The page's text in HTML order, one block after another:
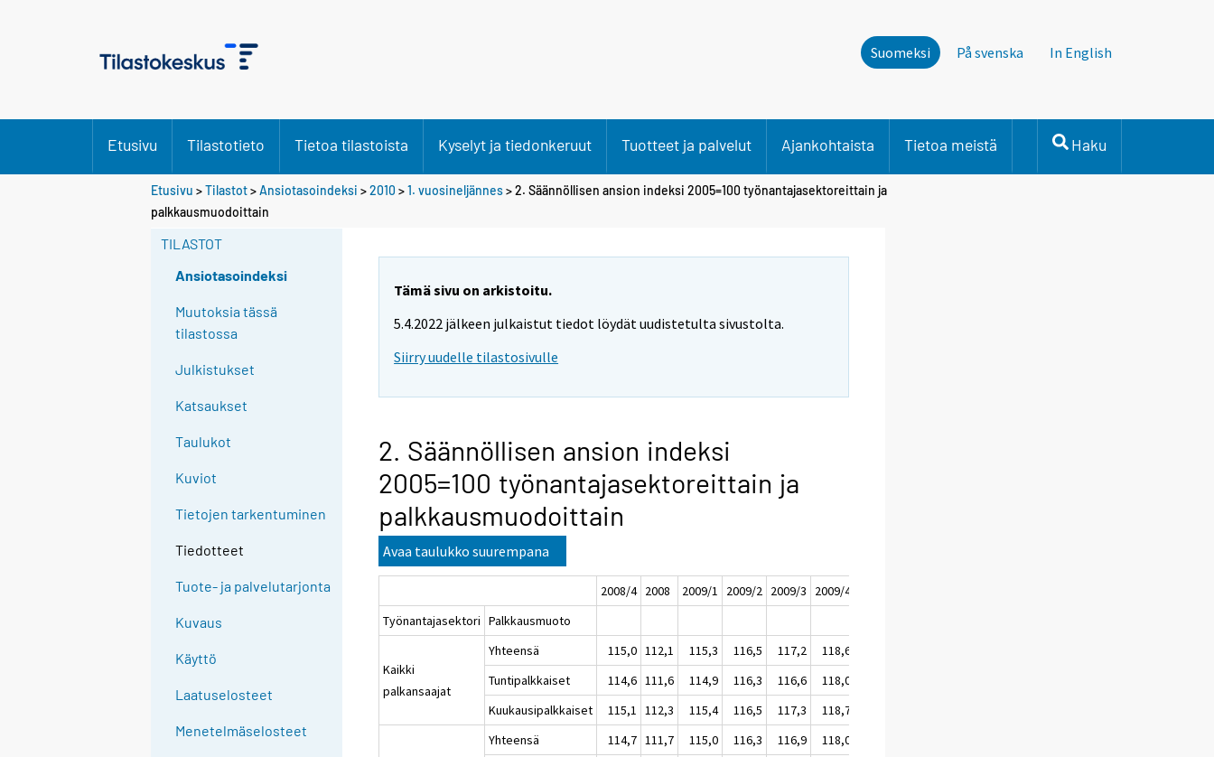
Suomeksi På svenska In English
Etusivu Tilastotieto Tietoa tilastoista Kyselyt ja tiedonkeruut Tuotteet ja palvelut Ajankohtaista Tietoa meistä Haku
Etusivu >Tilastot>Ansiotasoindeksi >2010 >1. vuosineljännes> 2. Säännöllisen ansion indeksi 2005=100 työnantajasektoreittain ja
palkkausmuodoittain
TILASTOT
Ansiotasoindeksi
Muutoksia tässä
tilastossa
Julkistukset
Katsaukset
Taulukot
Kuviot
Tietojen tarkentuminen
Tiedotteet
Tuote- ja palvelutarjonta
Kuvaus
Käyttö
Laatuselosteet
Menetelmäselosteet
Tämä sivu on arkistoitu.
5.4.2022 jälkeen julkaistut tiedot löydät uudistetulta sivustolta.
Siirry uudelle tilastosivulle
2. Säännöllisen ansion indeksi
2005=100 työnantajasektoreittain ja
palkkausmuodoittain
Avaa taulukko suurempana
2008/4 2008 2009/1 2009/2 2009/3 2009/4
Työnantajasektori Palkkausmuoto
Kaikki
palkansaajat
Yhteensä 115,0 112,1 115,3 116,5 117,2 118,6
Tuntipalkkaiset
114,6 111,6 114,9 116,3 116,6 118,0
Kuukausipalkkaiset
115,1 112,3 115,4 116,5 117,3 118,7
Yhteensä 114,7 111,7 115,0 116,3 116,9 118,0